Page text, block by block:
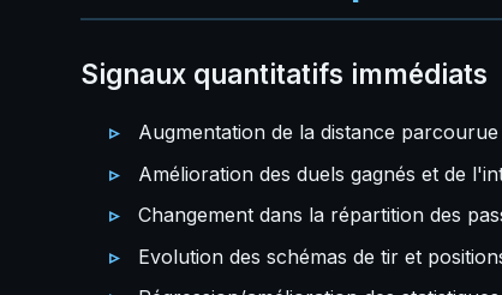
Signaux quantitatifs immédiats
Augmentation de la distance
Amélioration des duels gagnés et de
Changement dans la répartition des
Evolution des schémas de tir et